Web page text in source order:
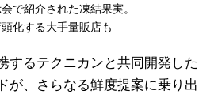
で紹介された凍結果実。
頭化する大手量販店も
するテクニカンと共同開発した
が、さらなる鮮度提案に乗り出